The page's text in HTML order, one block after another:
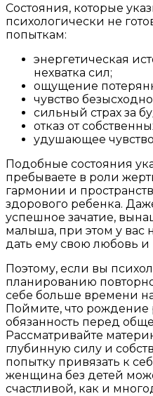
Состояния, которые
психологически не
попыткам:
энергетическая
нехватка сил;
ощущение
чувство
сильный страх за
отказ от
удушающее
Подобные состояния
пребываете в роли
гармонии и
здорового ребенка.
успешное зачатие,
малыша, при этом у вас
дать ему свою любовь и
Поэтому, если вы
планированию
себе больше времени
Поймите, что рождение
обязанность перед
Рассматривайте
глубинную силу и
попытку привязать к
женщина без детей
счастливой, как и